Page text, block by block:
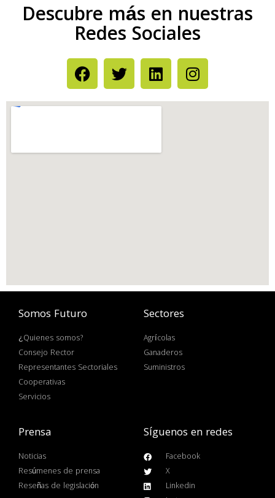
Descubre más en nuestras
Redes Sociales
Somos Futuro
¿Quienes somos?
Consejo Rector
Representantes Sectoriales
Cooperativas
Servicios
Sectores
Agrícolas
Ganaderos
Suministros
Prensa
Noticias
Resúmenes de prensa
Reseñas de legislación
Síguenos en redes
Facebook
X
Linkedin